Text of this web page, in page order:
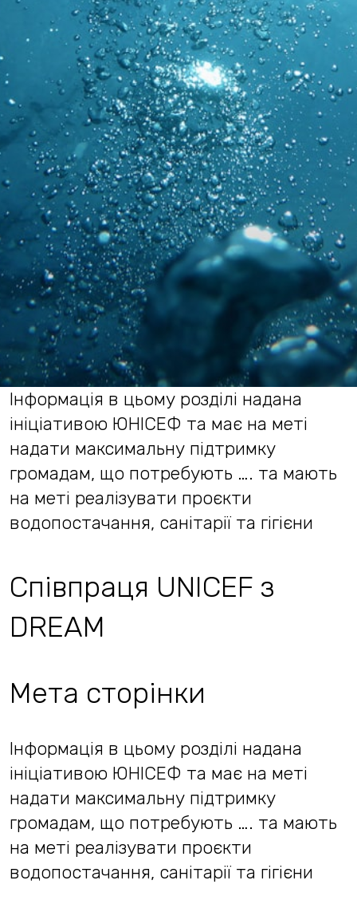
Інформація в цьому розділі надана
ініціативою ЮНІСЕФ та має на меті
надати максимальну підтримку
громадам, що потребують …. та мають
на меті реалізувати проєкти
водопостачання, санітарії та гігієни
Співпраця UNICEF з
DREAM
Мета сторінки
Інформація в цьому розділі надана
ініціативою ЮНІСЕФ та має на меті
надати максимальну підтримку
громадам, що потребують …. та мають
на меті реалізувати проєкти
водопостачання, санітарії та гігієни